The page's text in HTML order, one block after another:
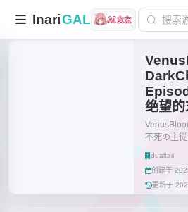
InariGAL
绝望
不死の主
dualtail
创建于
更新于